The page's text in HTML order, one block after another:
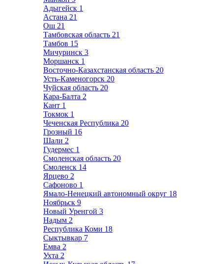
Адыгейск 1
Астана 21
Ош 21
Тамбовская область 21
Тамбов 15
Мичуринск 3
Моршанск 1
Восточно-Казахстанская область 20
Усть-Каменогорск 20
Чуйская область 20
Кара-Балта 2
Кант 1
Токмок 1
Чеченская Республика 20
Грозный 16
Шали 2
Гудермес 1
Смоленская область 20
Смоленск 14
Ярцево 2
Сафоново 1
Ямало-Ненецкий автономный округ 18
Ноябрьск 9
Новый Уренгой 3
Надым 2
Республика Коми 18
Сыктывкар 7
Емва 2
Ухта 2